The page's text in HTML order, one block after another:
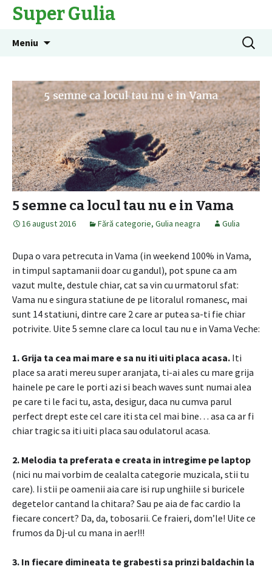
Super Gulia
Meniu
Caută
după:
5 semne ca locul tau nu e in Vama
16 august 2016 Fără categorie, Gulia neagra Gulia
Dupa o vara petrecuta in Vama (in weekend 100% in Vama,
in timpul saptamanii doar cu gandul), pot spune ca am
vazut multe, destule chiar, cat sa vin cu urmatorul sfat:
Vama nu e singura statiune de pe litoralul romanesc, mai
sunt 14 statiuni, dintre care 2 care ar putea sa-ti fie chiar
potrivite. Uite 5 semne clare ca locul tau nu e in Vama Veche:
1. Grija ta cea mai mare e sa nu iti uiti placa acasa. Iti
place sa arati mereu super aranjata, ti-ai ales cu mare grija
hainele pe care le porti azi si beach waves sunt numai alea
pe care ti le faci tu, asta, desigur, daca nu cumva parul
perfect drept este cel care iti sta cel mai bine… asa ca ar fi
chiar tragic sa iti uiti placa sau odulatorul acasa.
2. Melodia ta preferata e creata in intregime pe laptop
(nici nu mai vorbim de cealalta categorie muzicala, stii tu
care). Ii stii pe oamenii aia care isi rup unghiile si buricele
degetelor cantand la chitara? Sau pe aia de fac cardio la
fiecare concert? Da, da, tobosarii. Ce fraieri, dom’le! Uite ce
frumos da Dj-ul cu mana in aer!!!
3. In fiecare dimineata te grabesti sa prinzi baldachin la